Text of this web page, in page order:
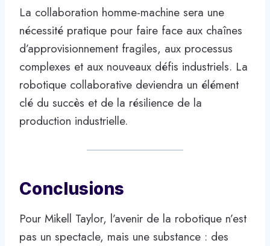
La collaboration homme-machine sera une
nécessité pratique pour faire face aux chaînes
d’approvisionnement fragiles, aux processus
complexes et aux nouveaux défis industriels. La
robotique collaborative deviendra un élément
clé du succès et de la résilience de la
production industrielle.
Conclusions
Pour Mikell Taylor, l’avenir de la robotique n’est
pas un spectacle, mais une substance : des